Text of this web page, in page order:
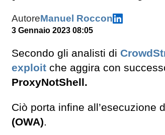
AutoreManuel Roccon
3 Gennaio 2023 08:05
Secondo gli analisti di
exploit che aggira con
ProxyNotShell.
Ciò porta infine all’esecuzione
(OWA).